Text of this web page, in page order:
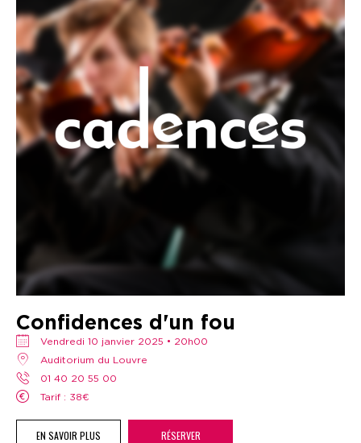
Confidences d'un fou
vendredi 10 janvier 2025 • 20h00
Auditorium du Louvre
01 40 20 55 00
Tarif : 38€
EN SAVOIR PLUS RÉSERVER